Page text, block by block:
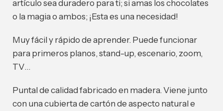
artículo sea duradero para ti; si amas los chocolates
o la magia o ambos; ¡Esta es una necesidad!
Muy fácil y rápido de aprender. Puede funcionar
para primeros planos, stand-up, escenario, zoom,
TV…
Puntal de calidad fabricado en madera. Viene junto
con una cubierta de cartón de aspecto natural e